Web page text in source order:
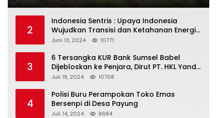
2
Indonesia Sentris : Upaya Indonesia
Wujudkan Transisi dan Ketahanan Energi
yang Berkelanjutan
Juni 13, 2024 10771
3
6 Tersangka KUR Bank Sumsel Babel
Dijebloskan ke Penjara, Dirut PT. HKL Yandi
Mangkir dari Panggilan Kejati
Juli 19, 2024 10708
4
Polisi Buru Perampokan Toko Emas
Bersenpi di Desa Payung
Juli 14, 2024 9684